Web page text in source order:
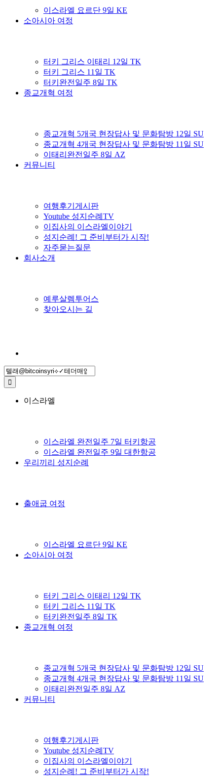
이스라엘 요르단 9일 KE
소아시아 여정
터키 그리스 이태리 12일 TK
터키 그리스 11일 TK
터키완전일주 8일 TK
종교개혁 여정
종교개혁 5개국 현장답사 및 문화탐방 12일 SU
종교개혁 4개국 현장답사 및 문화탐방 11일 SU
이태리완전일주 8일 AZ
커뮤니티
여행후기게시판
Youtube 성지순례TV
이집사의 이스라엘이야기
성지순례! 그 준비부터가 시작!
자주묻는질문
회사소개
예루살렘투어스
찾아오시는 길
Search
for:
이스라엘
이스라엘 완전일주 7일 터키항공
이스라엘 완전일주 9일 대한항공
우리끼리 성지순례
출애굽 여정
이스라엘 요르단 9일 KE
소아시아 여정
터키 그리스 이태리 12일 TK
터키 그리스 11일 TK
터키완전일주 8일 TK
종교개혁 여정
종교개혁 5개국 현장답사 및 문화탐방 12일 SU
종교개혁 4개국 현장답사 및 문화탐방 11일 SU
이태리완전일주 8일 AZ
커뮤니티
여행후기게시판
Youtube 성지순례TV
이집사의 이스라엘이야기
성지순례! 그 준비부터가 시작!